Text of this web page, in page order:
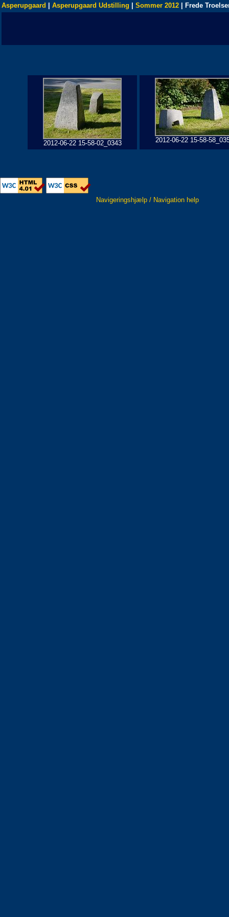
Asperupgaard Asperupgaard Udstilling Sommer 2012 | Frede
2012-06-22 15-58-02_0343 2012-06-22 15-58-
Navigeringshjælp / Navigation help